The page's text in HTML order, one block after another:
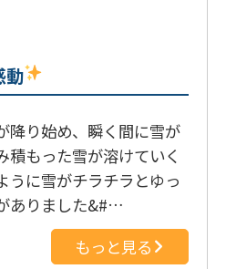
動
降り始め、瞬く間に雪が
積もった雪が溶けていく
うに雪がチラチラとゆっ
ありました&#…
もっと見る